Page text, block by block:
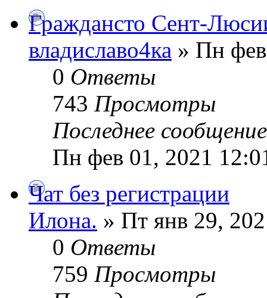
Граждансто Сент-
владиславо4ка » Пн
0 Ответы
743 Просмотры
Последнее
Пн фев 01, 2021
Чат без регистрации
Илoна. » Пт янв 29,
0 Ответы
759 Просмотры